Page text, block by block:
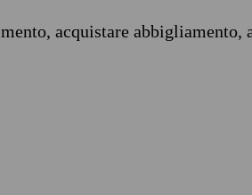
acquistare abbigliamento,